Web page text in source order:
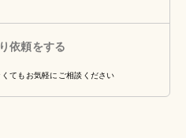
依頼をする
てもお気軽にご相談ください